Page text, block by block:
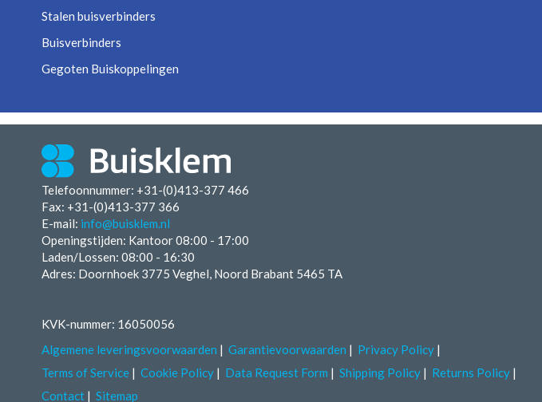
Stalen buisverbinders
Buisverbinders
Gegoten Buiskoppelingen
Telefoonnummer: +31-(0)413-377 466
Fax: +31-(0)413-377 366
E-mail: info@buisklem.nl
Openingstijden: Kantoor 08:00 - 17:00
Laden/Lossen: 08:00 - 16:30
Adres: Doornhoek 3775 Veghel, Noord Brabant 5465 TA
KVK-nummer: 16050056
Algemene leveringsvoorwaarden
Garantievoorwaarden
Privacy Policy
Terms of Service
Cookie Policy Data Request Form Shipping Policy
Returns Policy
Contact
Sitemap